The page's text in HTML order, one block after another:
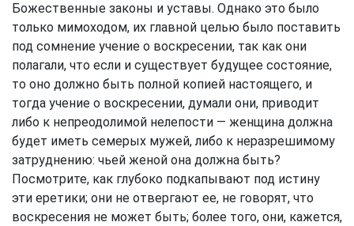
Божественные законы и уставы. Однако это было
только мимоходом, их главной целью было поставить
под сомнение учение о воскресении, так как они
полагали, что если и существует будущее состояние,
то оно должно быть полной копией настоящего, и
тогда учение о воскресении, думали они, приводит
либо к непреодолимой нелепости — женщина должна
будет иметь семерых мужей, либо к неразрешимому
затруднению: чьей женой она должна быть?
Посмотрите, как глубоко подкапывают под истину
эти еретики; они не отвергают ее, не говорят, что
воскресения не может быть; более того, они, кажется,